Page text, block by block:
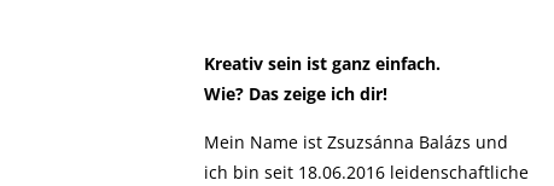
Kreativ sein ist ganz einfach.
Wie? Das zeige ich dir!
Mein Name ist Zsuzsánna Balázs und
ich bin seit 18.06.2016 leidenschaftliche